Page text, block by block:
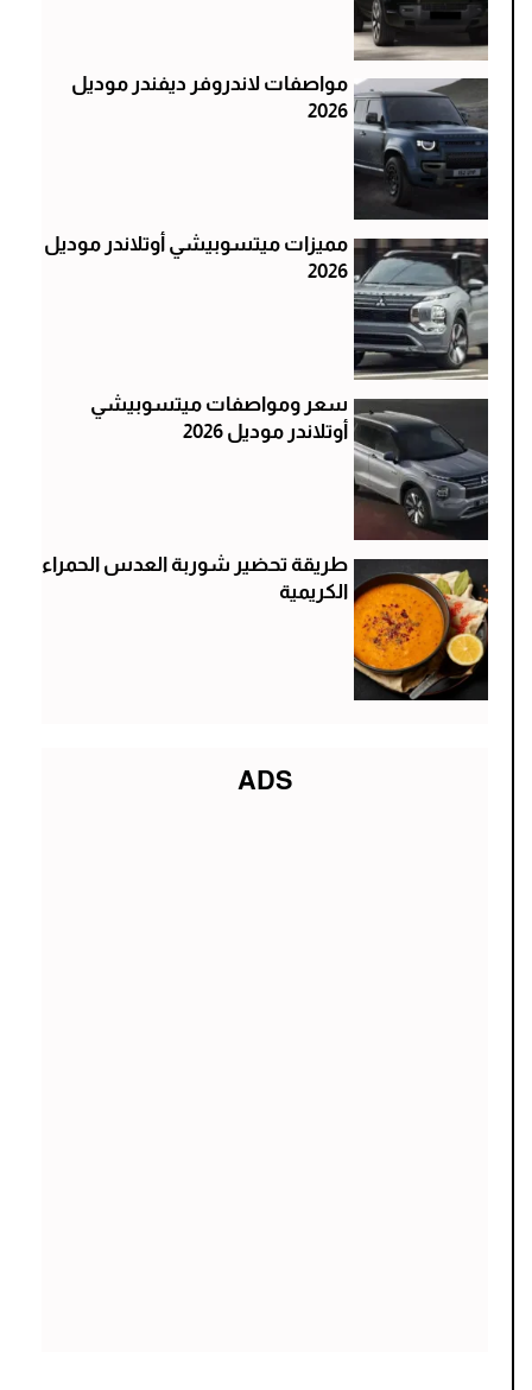
مواصفات لاندروفر ديفندر موديل
2026
مميزات ميتسوبيشي أوتلاندر موديل
2026
سعر ومواصفات ميتسوبيشي
أوتلاندر موديل 2026
طريقة تحضير شوربة العدس الحمراء
الكريمية
ADS